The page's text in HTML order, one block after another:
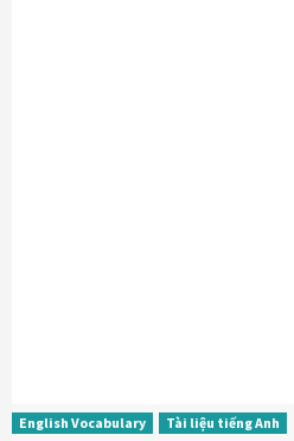
English Vocabulary Tài liệu tiếng Anh